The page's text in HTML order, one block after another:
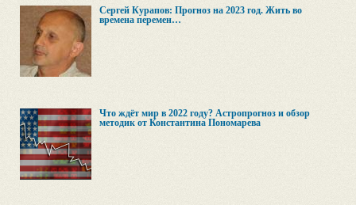
Сергей Курапов: Прогноз на 2023 год. Жить во
времена перемен…
Что ждёт мир в 2022 году? Астропрогноз и обзор
методик от Константина Пономарева